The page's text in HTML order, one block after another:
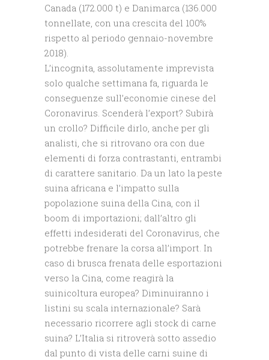
Canada (172.000 t) e Danimarca (136.000
tonnellate, con una crescita del 100%
rispetto al periodo gennaio-novembre
2018).
L’incognita, assolutamente imprevista
solo qualche settimana fa, riguarda le
conseguenze sull’economie cinese del
Coronavirus. Scenderà l’export? Subirà
un crollo? Difficile dirlo, anche per gli
analisti, che si ritrovano ora con due
elementi di forza contrastanti, entrambi
di carattere sanitario. Da un lato la peste
suina africana e l’impatto sulla
popolazione suina della Cina, con il
boom di importazioni; dall’altro gli
effetti indesiderati del Coronavirus, che
potrebbe frenare la corsa all’import. In
caso di brusca frenata delle esportazioni
verso la Cina, come reagirà la
suinicoltura europea? Diminuiranno i
listini su scala internazionale? Sarà
necessario ricorrere agli stock di carne
suina? L’Italia si ritroverà sotto assedio
dal punto di vista delle carni suine di